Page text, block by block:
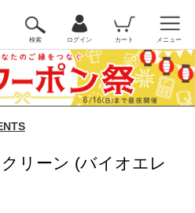
検索 ログイン カート メニュー
リーン (バイオエレ